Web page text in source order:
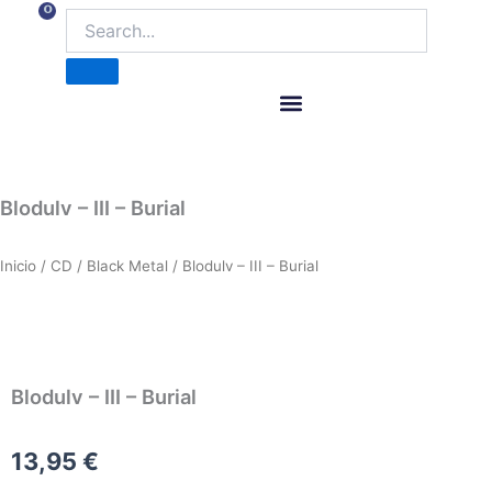
contenido
0
Carrito
Blodulv – III – Burial
Inicio / CD / Black Metal / Blodulv – III – Burial
Blodulv – III – Burial
13,95 €